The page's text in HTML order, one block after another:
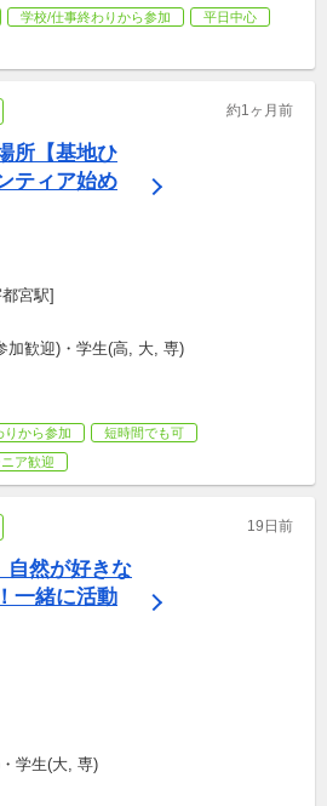
学校/仕事終わりから参加
平日中心
約1ヶ月前
所【基地ひ
ティア始め
宮駅]
加歓迎)・学生(高, 大, 専)
りから参加
短時間でも可
ア歓迎
19日前
自然が好きな
一緒に活動
学生(大, 専)